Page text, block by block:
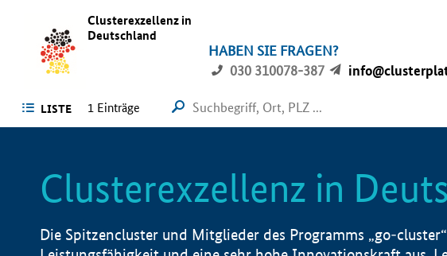
Clusterexzellenz in
Deutschland
HABEN SIE FRAGEN?
030 310078-387
LISTE 1 Einträge
Clusterexzellenz in
Die Spitzencluster und Mitglieder des Programms „go-